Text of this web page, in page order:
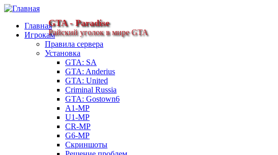
GTA - Paradise
Райский уголок в мире GTA
Главная
Игрокам
Правила сервера
Установка
GTA: SA
GTA: Anderius
GTA: United
Criminal Russia
GTA: Gostown6
A1-MP
U1-MP
CR-MP
G6-MP
Скриншоты